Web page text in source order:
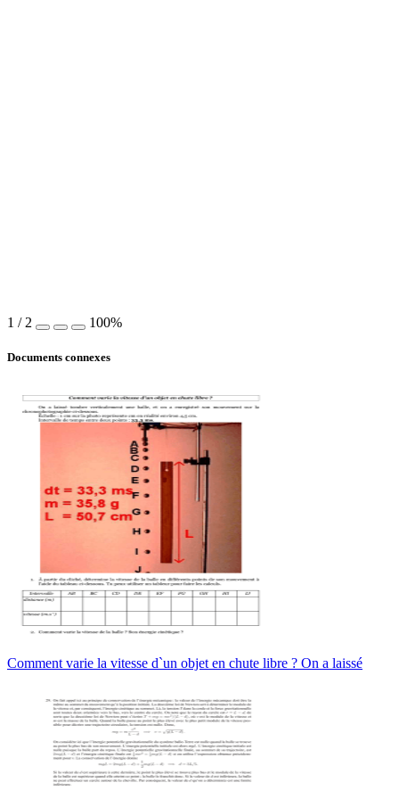
1 / 2 100%
Documents connexes
Comment varie la vitesse d`un objet en chute libre ? On a laissé